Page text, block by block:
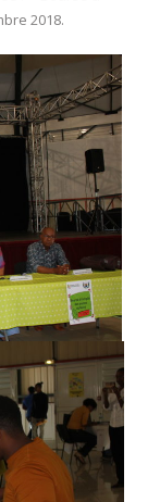
2018.